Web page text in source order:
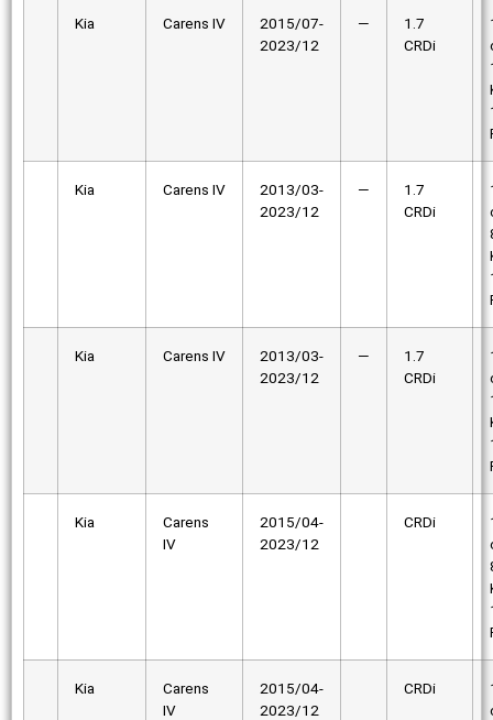
Kia Carens IV
2015/07-
2023/12
—
1.7
CRDi
Kia Carens IV
2013/03-
2023/12
—
1.7
CRDi
Kia Carens IV
2013/03-
2023/12
—
1.7
CRDi
Kia
Carens
IV
2015/04-
2023/12
CRDi
Kia
Carens
IV
2015/04-
2023/12
CRDi